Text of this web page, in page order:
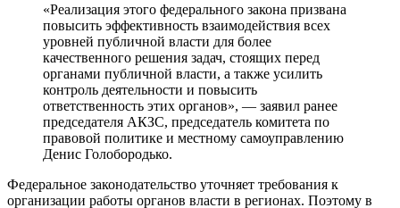
«Реализация этого федерального закона призвана
повысить эффективность взаимодействия всех
уровней публичной власти для более
качественного решения задач, стоящих перед
органами публичной власти, а также усилить
контроль деятельности и повысить
ответственность этих органов», — заявил ранее
председателя АКЗС, председатель комитета по
правовой политике и местному самоуправлению
Денис Голобородько.
Федеральное законодательство уточняет требования к
организации работы органов власти в регионах. Поэтому в